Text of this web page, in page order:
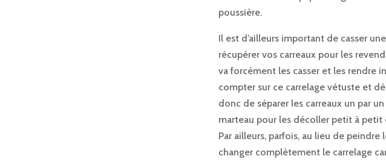
poussière.
Il est d’ailleurs important de casser
récupérer vos carreaux pour les
va forcément les casser et les rendre
compter sur ce carrelage vétuste et
donc de séparer les carreaux un par
marteau pour les décoller petit à petit
Par ailleurs, parfois, au lieu de
changer complètement le carrelage